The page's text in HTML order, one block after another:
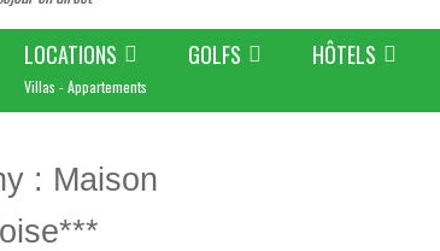
LOCATIONS
Villas - Appartements
GOLFS HÔTELS
: Maison